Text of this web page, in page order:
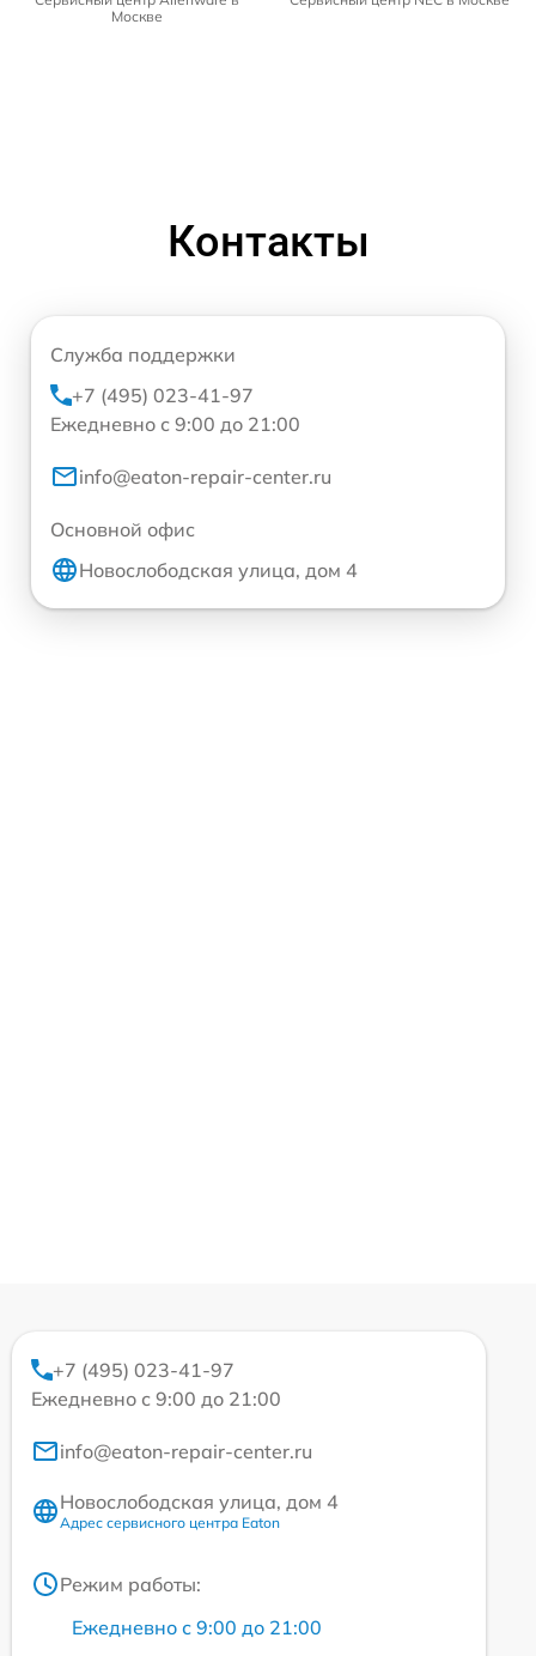
Москве
Контакты
Служба поддержки
+7 (495) 023-41-97
Ежедневно с 9:00 до 21:00
info@eaton-repair-center.ru
Основной офис
Новослободская улица, дом 4
+7 (495) 023-41-97
Ежедневно с 9:00 до 21:00
info@eaton-repair-center.ru
Новослободская улица, дом 4
Адрес сервисного центра Eaton
Режим работы:
Ежедневно с 9:00 до 21:00